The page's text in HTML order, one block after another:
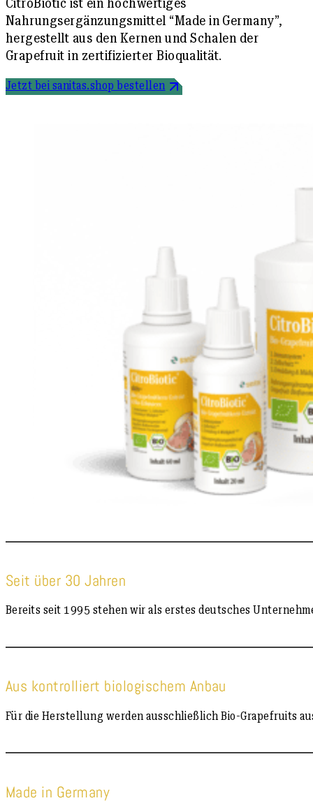
CitroBiotic ist ein hochwertiges
Nahrungsergänzungsmittel “Made in Germany”,
hergestellt aus den Kernen und Schalen der
Grapefruit in zertifizierter Bioqualität.
Jetzt bei sanitas.shop bestellen
Seit über 30 Jahren
Bereits seit 1995 stehen wir als erstes deutsches
Aus kontrolliert biologischem Anbau
Für die Herstellung werden ausschließlich Bio-Grapefruits
Made in Germany